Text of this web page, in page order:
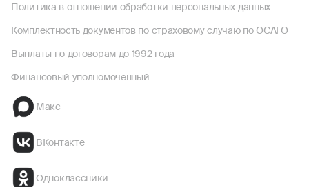
Политика в отношении обработки персональных данных
Комплектность документов по страховому случаю по ОСАГО
Выплаты по договорам до 1992 года
Финансовый уполномоченный
Макс
ВКонтакте
Одноклассники